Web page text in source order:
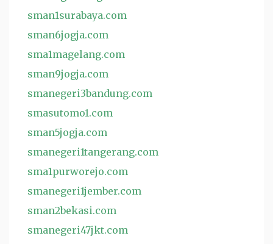
sman1surabaya.com
sman6jogja.com
sma1magelang.com
sman9jogja.com
smanegeri3bandung.com
smasutomo1.com
sman5jogja.com
smanegeri1tangerang.com
sma1purworejo.com
smanegeri1jember.com
sman2bekasi.com
smanegeri47jkt.com